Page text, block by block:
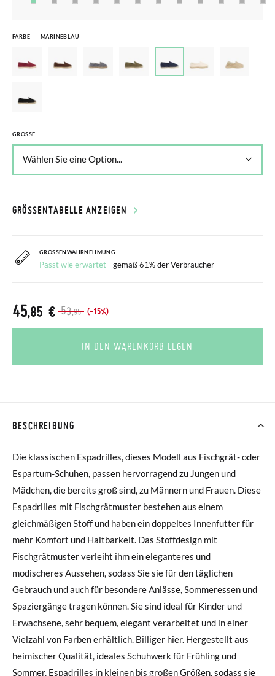
FARBE MARINEBLAU
GRÖSSE
GRÖSSENTABELLE ANZEIGEN
GRÖSSENWAHRNEHMUNG
Passt wie erwartet- gemäß 61% der Verbraucher
53,95 (-15%)
45,85 €
IN DEN WARENKORB LEGEN
BESCHREIBUNG
Die klassischen Espadrilles, dieses Modell aus Fischgrät- oder
Espartum-Schuhen, passen hervorragend zu Jungen und
Mädchen, die bereits groß sind, zu Männern und Frauen. Diese
Espadrilles mit Fischgrätmuster bestehen aus einem
gleichmäßigen Stoff und haben ein doppeltes Innenfutter für
mehr Komfort und Haltbarkeit. Das Stoffdesign mit
Fischgrätmuster verleiht ihm ein eleganteres und
modischeres Aussehen, sodass Sie sie für den täglichen
Gebrauch und auch für besondere Anlässe, Sommeressen und
Spaziergänge tragen können. Sie sind ideal für Kinder und
Erwachsene, sehr bequem, elegant verarbeitet und in einer
Vielzahl von Farben erhältlich. Billiger hier. Hergestellt aus
heimischer Qualität, ideales Schuhwerk für Frühling und
Sommer. Espadrilles in kleinen bis großen Größen, sodass sie